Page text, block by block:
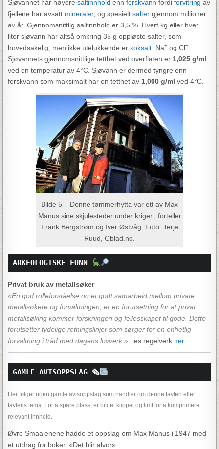
Sjøvannet har høyeresaltinnhold ennferskvann fordiforvitring av
fjellene har avsatt mineraler, og spesieltsalter gjennom millioner
av år. Gjennomsnittlig saltinnhold er 3,5 %. Hvert kg eller hver
liter sjøvann har altså omkring 35 g oppløste salter, som
hovedsakelig, men ikke utelukkende er koksalt: Na+ og Cl–
Sjøvannets gjennomsnittlige tetthet ved overflaten er 1,025 g/ml
ved en temperatur av 4°C. Sjøvann er dermed tyngre enn
ferskvann som maksimalt har en tetthet av 1,000 g/ml ved 4°C.
Bilde 5 – Denne tømmerhytta var ett av Max
Manus sine skjulesteder under krigen, forteller
Frank Bergstrøm og Iver Østvåg. Foto: Terje
Ruud, Oblad.no.
ARKEOLOGISKE FUNN
Privat bruk av metallsøker
«En god rolleforståelse og et godt samarbeid mellom private
metallsøkere og forvaltningen, er en forutsetning for at privat
metallsøking kommer forskningen og fellesskapet til gode. Dette
forutsetter tydelige retningslinjer som sørger for en enhetlig
forvaltning i tråd med dagens lovverk.» Les regelverk her.
GAMLE AVISOPPSLAG 🗞
Her følger noen gamle avisoppslag som handler om denne tavlen eller
tavlens tema. For å spare plass, er bildet klippet og limt for å komprimere
relevant innhold.
Øvre Smaalenene hadde et oppslag om Max Manus i 1947 med
et utdrag fra boken «Det blir alvor».